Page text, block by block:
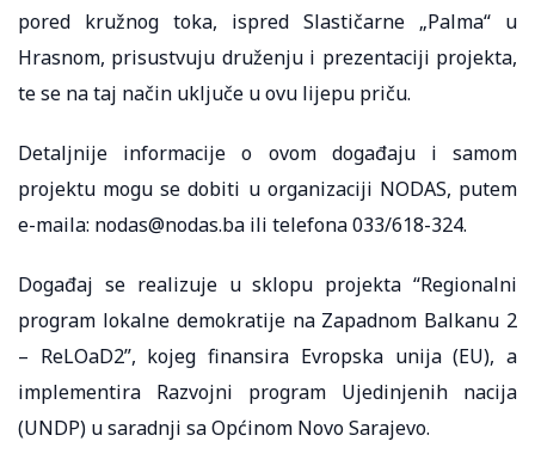
pored kružnog toka, ispred Slastičarne „Palma“ u
Hrasnom, prisustvuju druženju i prezentaciji projekta,
te se na taj način uključe u ovu lijepu priču.
Detaljnije informacije o ovom događaju i samom
projektu mogu se dobiti u organizaciji NODAS, putem
e-maila: nodas@nodas.ba ili telefona 033/618-324.
Događaj se realizuje u sklopu projekta “Regionalni
program lokalne demokratije na Zapadnom Balkanu 2
– ReLOaD2”, kojeg finansira Evropska unija (EU), a
implementira Razvojni program Ujedinjenih nacija
(UNDP) u saradnji sa Općinom Novo Sarajevo.